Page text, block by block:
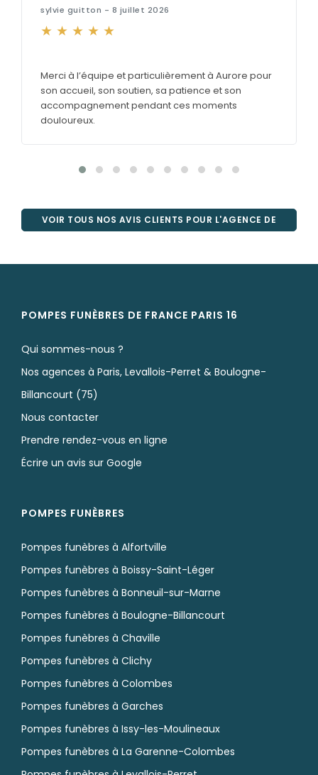
sylvie guitton - 8 juillet 2026
Merci à l’équipe et particulièrement à Aurore pour
son accueil, son soutien, sa patience et son
accompagnement pendant ces moments
douloureux.
VOIR TOUS NOS AVIS CLIENTS POUR L'AGENCE DE
POMPES FUNÈBRES DE FRANCE PARIS 16
Qui sommes-nous ?
Nos agences à Paris, Levallois-Perret & Boulogne-
Billancourt (75)
Nous contacter
Prendre rendez-vous en ligne
Écrire un avis sur Google
POMPES FUNÈBRES
Pompes funèbres à Alfortville
Pompes funèbres à Boissy-Saint-Léger
Pompes funèbres à Bonneuil-sur-Marne
Pompes funèbres à Boulogne-Billancourt
Pompes funèbres à Chaville
Pompes funèbres à Clichy
Pompes funèbres à Colombes
Pompes funèbres à Garches
Pompes funèbres à Issy-les-Moulineaux
Pompes funèbres à La Garenne-Colombes